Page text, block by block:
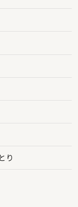
り